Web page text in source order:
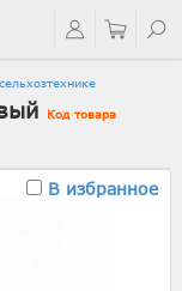
Код товара
В избранное